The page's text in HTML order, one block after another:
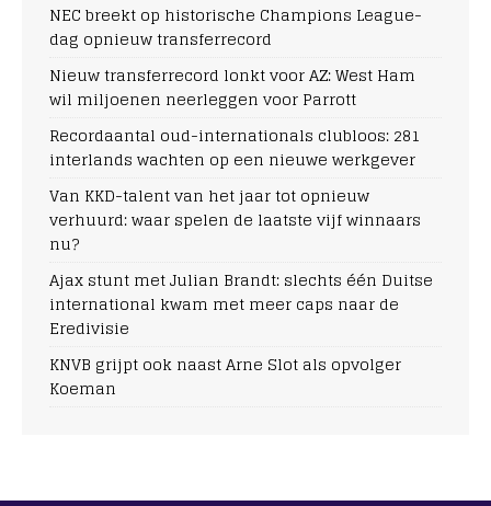
NEC breekt op historische Champions League-
dag opnieuw transferrecord
Nieuw transferrecord lonkt voor AZ: West Ham
wil miljoenen neerleggen voor Parrott
Recordaantal oud-internationals clubloos: 281
interlands wachten op een nieuwe werkgever
Van KKD-talent van het jaar tot opnieuw
verhuurd: waar spelen de laatste vijf winnaars
nu?
Ajax stunt met Julian Brandt: slechts één Duitse
international kwam met meer caps naar de
Eredivisie
KNVB grijpt ook naast Arne Slot als opvolger
Koeman